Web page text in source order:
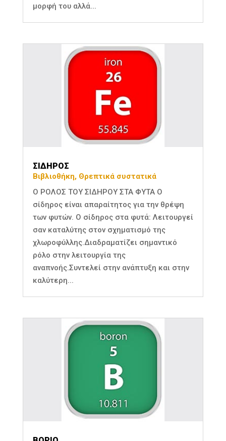
μορφή του αλλά...
ΣΙΔΗΡΟΣ
Βιβλιοθήκη, Θρεπτικά συστατικά
Ο ΡΟΛΟΣ ΤΟΥ ΣΙΔΗΡΟΥ ΣΤΑ ΦΥΤΑ Ο
σίδηρος είναι απαραίτητος για την θρέψη
των φυτών. Ο σίδηρος στα φυτά: Λειτουργεί
σαν καταλύτης στον σχηματισμό της
χλωροφύλλης.Διαδραματίζει σημαντικό
ρόλο στην λειτουργία της
αναπνοής.Συντελεί στην ανάπτυξη και στην
καλύτερη...